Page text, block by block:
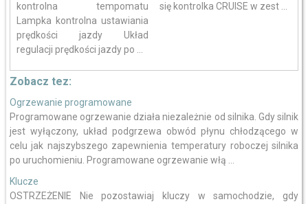
kontrolna tempomatu
Lampka kontrolna ustawiania
prędkości jazdy Układ
regulacji prędkości jazdy po ...
się kontrolka CRUISE w zest ...
Zobacz tez:
Ogrzewanie programowane
Programowane ogrzewanie działa niezależnie od silnika. Gdy silnik
jest wyłączony, układ podgrzewa obwód płynu chłodzącego w
celu jak najszybszego zapewnienia temperatury roboczej silnika
po uruchomieniu. Programowane ogrzewanie włą ...
Klucze
OSTRZEŻENIE Nie pozostawiaj kluczy w samochodzie, gdy